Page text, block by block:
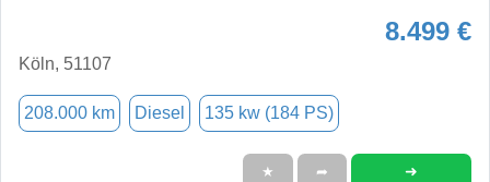
8.499 €
Köln, 51107
208.000 km Diesel 135 kw (184 PS)
★ ➦ ➜